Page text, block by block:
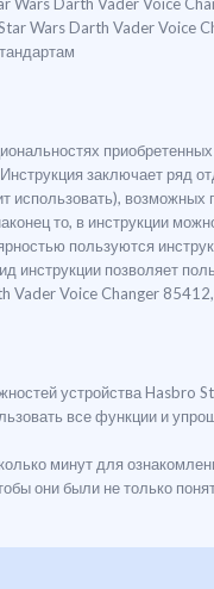
Wars Darth Vader Voice
заключает ряд
использовать),
то, в инструкции
пользуются
позволяет
Voice Changer
устройства Hasbro
все функции и
минут для
они были не только